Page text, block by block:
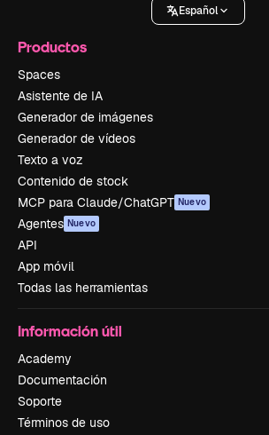
Español
Productos
Spaces
Asistente de IA
Generador de imágenes
Generador de vídeos
Texto a voz
Contenido de stock
MCP para Claude/ChatGPT Nuevo
Agentes Nuevo
API
App móvil
Todas las herramientas
Información útil
Academy
Documentación
Soporte
Términos de uso